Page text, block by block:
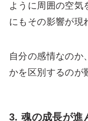
ように周囲の空気
にもその影響が現
自分の感情なのか
かを区別するのが
3. 魂の成長が進